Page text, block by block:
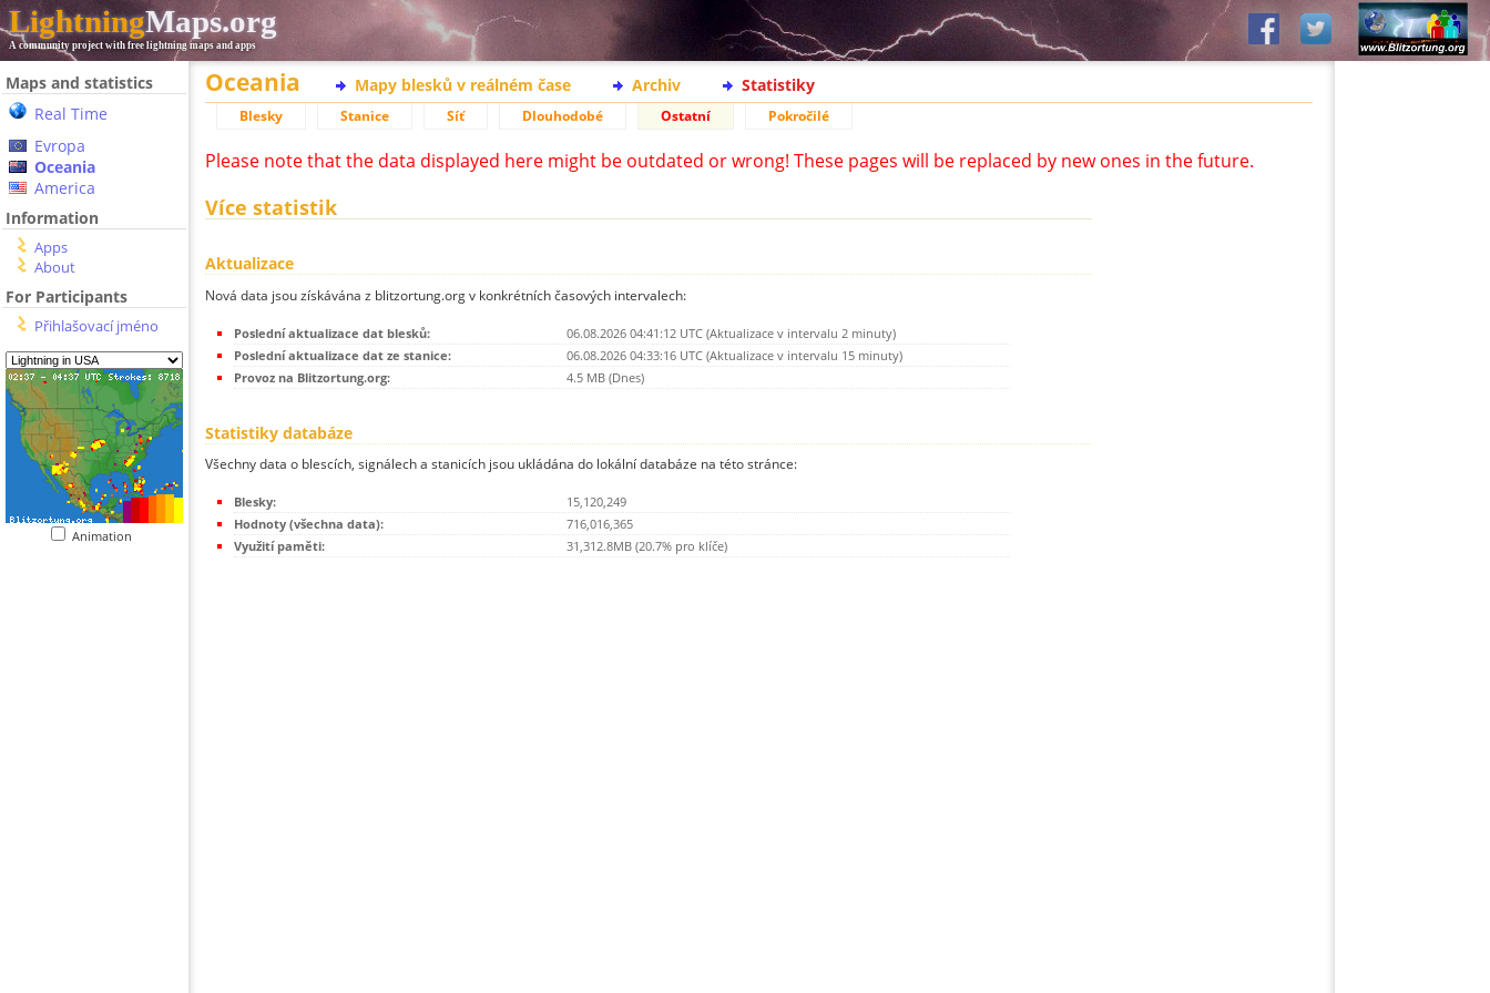
LightningMaps.org
A community project with free lightning maps and apps
Maps and statistics
Real Time
Evropa
Oceania
America
Information
Apps
About
For Participants
Přihlašovací jméno
Animation
Oceania Mapy blesků v reálném čase Archiv Statistiky
Blesky Stanice Síť Dlouhodobé Ostatní Pokročilé
Please note that the data displayed here might be outdated or wrong! These pages will be replaced by new ones in the future.
Více statistik
Aktualizace
Nová data jsou získávána z blitzortung.org v konkrétních časových intervalech:
Poslední aktualizace dat blesků:
06.08.2026 04:41:12 UTC (Aktualizace v intervalu 2 minuty)
Poslední aktualizace dat ze stanice:
06.08.2026 04:33:16 UTC (Aktualizace v intervalu 15 minuty)
Provoz na Blitzortung.org:
4.5 MB (Dnes)
Statistiky databáze
Všechny data o blescích, signálech a stanicích jsou ukládána do lokální databáze na této stránce:
Blesky:
15,120,249
Hodnoty (všechna data):
716,016,365
Využití paměti:
31,312.8MB (20.7% pro klíče)